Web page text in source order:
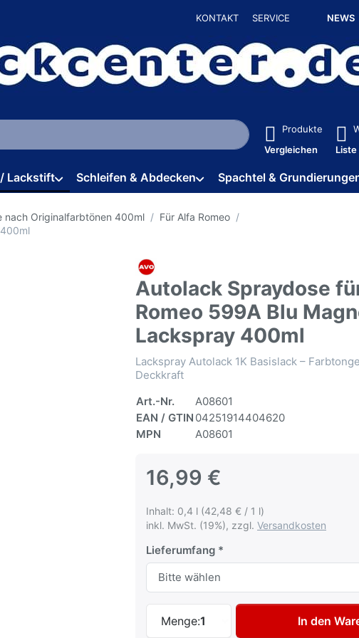
KONTAKT SERVICE NEWS
Während Sie tippen, erscheinen automatisch erste Ergebnisse.
Produkte
Vergleichen
Liste
Lackstift Schleifen & Abdecken Spachtel &
nach Originalfarbtönen 400ml
Für Alfa Romeo
Autolack Spraydose
Romeo 599A Blu
Lackspray 400ml
Lackspray Autolack 1K Basislack –
Deckkraft
Art.-Nr.
A08601
EAN / GTIN 04251914404620
MPN
A08601
16,99 €
Inhalt: 0,4 l (42,48 € / 1 l)
inkl. MwSt. (19%), zzgl. Versandkosten
Lieferumfang
Menge:1
Autolack Spraydose für
In den